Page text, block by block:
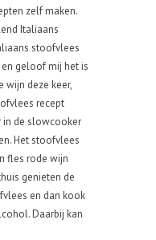
zelf maken.
Italiaans
stoofvlees
geloof mij het is
wijn deze keer,
recept
in de slowcooker
Het stoofvlees
fles rode wijn
genieten de
en dan kook
Daarbij kan